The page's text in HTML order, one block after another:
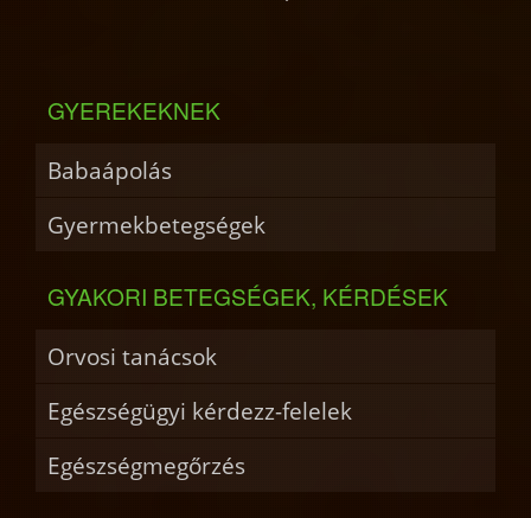
GYEREKEKNEK
Babaápolás
Gyermekbetegségek
GYAKORI BETEGSÉGEK, KÉRDÉSEK
Orvosi tanácsok
Egészségügyi kérdezz-felelek
Egészségmegőrzés